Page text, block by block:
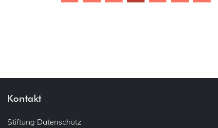
Kontakt
Stiftung Datenschutz